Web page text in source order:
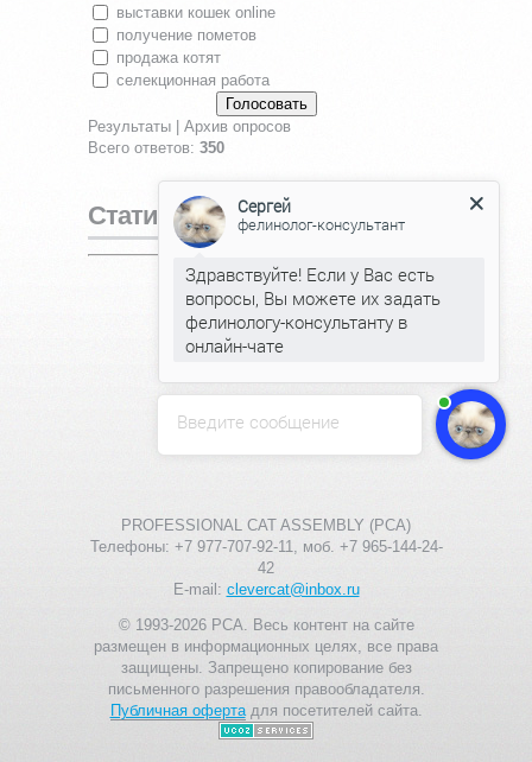
выставки кошек online
получение пометов
продажа котят
селекционная работа
Результаты
Архив опросов
Всего ответов: 350
Статистика
Онлайн всего:1
Гостей: 1
Пользователей:0
PROFESSIONAL CAT ASSEMBLY (PCA)
Телефоны: +7 977-707-92-11, моб. +7 965-144-24-
42
E-mail: clevercat@inbox.ru
© 1993-2026 PCA. Весь контент на сайте
размещен в информационных целях, все права
защищены. Запрещено копирование без
письменного разрешения правообладателя.
Публичная офертадля посетителей сайта.
Введите сообщение
Сергей
фелинолог-консультант
Здравствуйте! Если у Вас есть
вопросы, Вы можете их задать
фелинологу-консультанту в
онлайн-чате